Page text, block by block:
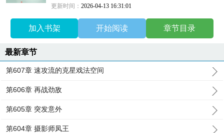
更新时间：2026-04-13 16:31:01
加入书架 开始阅读 章节目录
最新章节
第607章 速攻流的克星戏法空间
第606章 再战劲敌
第605章 突发意外
第604章 摄影师凤王